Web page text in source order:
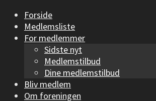
Forside
Medlemsliste
For medlemmer
Sidste nyt
Medlemstilbud
Dine medlemstilbud
Bliv medlem
Om foreningen